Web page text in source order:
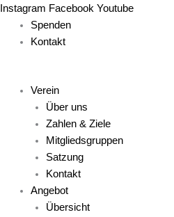
Zum
Inhalt
springen
Instagram Facebook Youtube
Main
Menu
Spenden
Kontakt
Main
Menu
Verein
Über uns
Zahlen & Ziele
Mitgliedsgruppen
Satzung
Kontakt
Angebot
Übersicht
Main
Menu
Main
Menu
Main
Menu